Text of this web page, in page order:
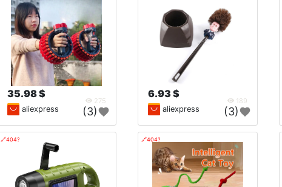
35.98 $
275
aliexpress (3)
6.93 $
189
aliexpress (3)
🔗404? 🔗404?